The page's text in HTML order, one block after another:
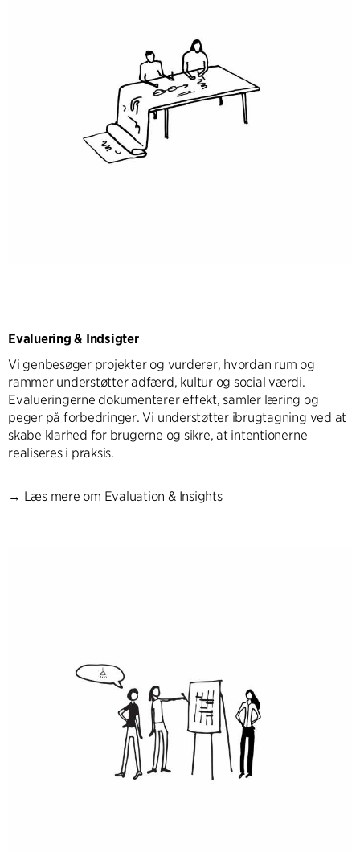
Evaluering & Indsigter
Vi genbesøger projekter og vurderer, hvordan rum og
rammer understøtter adfærd, kultur og social værdi.
Evalueringerne dokumenterer effekt, samler læring og
peger på forbedringer. Vi understøtter ibrugtagning ved at
skabe klarhed for brugerne og sikre, at intentionerne
realiseres i praksis.
→ Læs mere om Evaluation & Insights